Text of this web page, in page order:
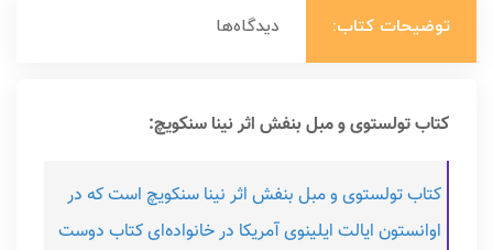
توضیحات کتاب: دیدگاه‌ها
کتاب تولستوی و مبل بنفش اثر نینا سنکویچ:
کتاب تولستوی و مبل بنفش اثر نینا سنکویچ است که در
اوانستون ایالت ایلینوی آمریکا در خانواده‌ای کتاب‌ دوست